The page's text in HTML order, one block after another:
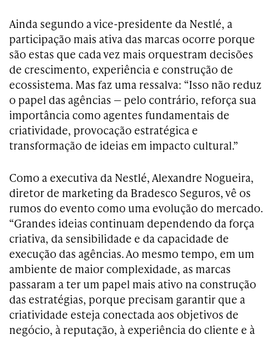
Ainda segundo a vice-presidente da Nestlé, a
participação mais ativa das marcas ocorre porque
são estas que cada vez mais orquestram decisões
de crescimento, experiência e construção de
ecossistema. Mas faz uma ressalva: “Isso não reduz
o papel das agências — pelo contrário, reforça sua
importância como agentes fundamentais de
criatividade, provocação estratégica e
transformação de ideias em impacto cultural.”
Como a executiva da Nestlé, Alexandre Nogueira,
diretor de marketing da Bradesco Seguros, vê os
rumos do evento como uma evolução do mercado.
“Grandes ideias continuam dependendo da força
criativa, da sensibilidade e da capacidade de
execução das agências. Ao mesmo tempo, em um
ambiente de maior complexidade, as marcas
passaram a ter um papel mais ativo na construção
das estratégias, porque precisam garantir que a
criatividade esteja conectada aos objetivos de
negócio, à reputação, à experiência do cliente e à